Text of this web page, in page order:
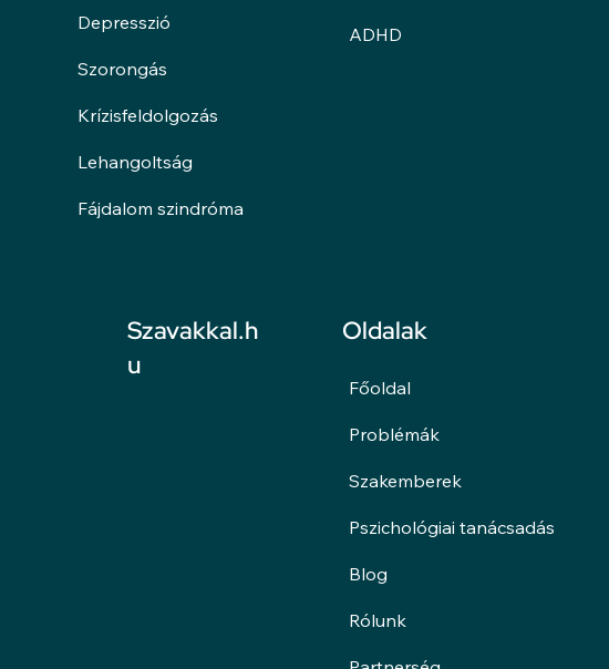
Szavakkal.h
u
Oldalak
Főoldal
Problémák
Szakemberek
Pszichológiai tanácsadás
Blog
Rólunk
Depresszió
Szorongás
Krízisfeldolgozás
Lehangoltság
Fájdalom szindróma
ADHD